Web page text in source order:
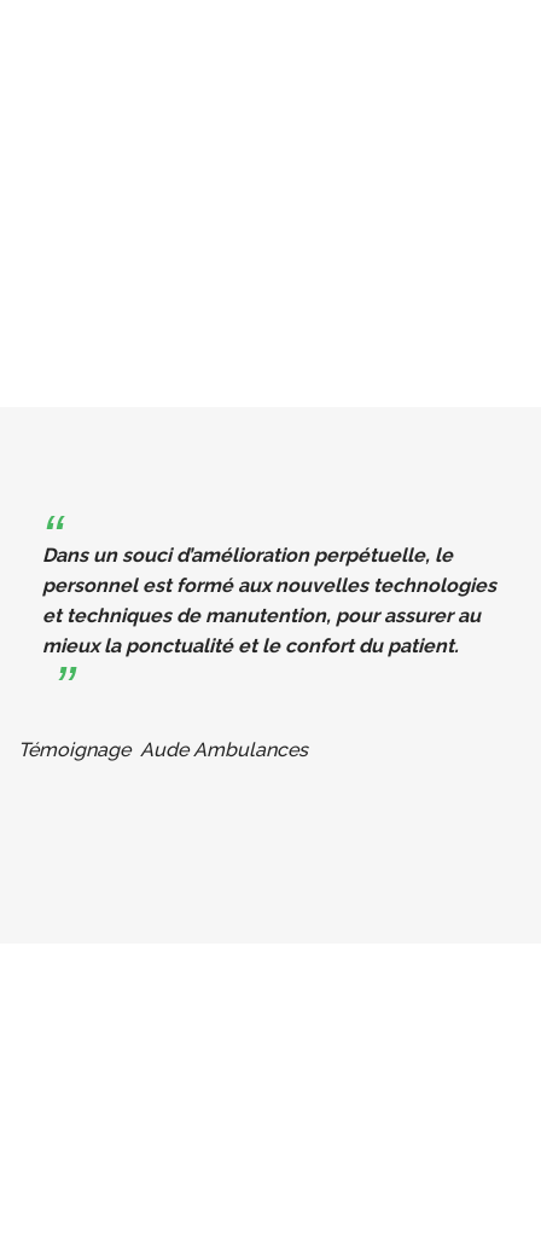
Dans un souci d’amélioration perpétuelle, le
personnel est formé aux nouvelles technologies
et techniques de manutention, pour assurer au
mieux la ponctualité et le confort du patient.
Témoignage Aude Ambulances